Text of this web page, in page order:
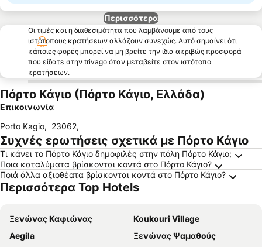
Περισσότερα
Οι τιμές και η διαθεσιμότητα που λαμβάνουμε από τους
ιστότοπους κρατήσεων αλλάζουν συνεχώς. Αυτό σημαίνει ότι
κάποιες φορές μπορεί να μη βρείτε την ίδια ακριβώς προσφορά
που είδατε στην trivago όταν μεταβείτε στον ιστότοπο
κρατήσεων.
Πόρτο Κάγιο (Πόρτο Κάγιο, Ελλάδα)
Επικοινωνία
Porto Kagio, 23062,
Συχνές ερωτήσεις σχετικά με Πόρτο Κάγιο
Τι κάνει το Πόρτο Κάγιο δημοφιλές στην πόλη Πόρτο Κάγιο;
Ποια καταλύματα βρίσκονται κοντά στο Πόρτο Κάγιο?
Ποιά άλλα αξιοθέατα βρίσκονται κοντά στο Πόρτο Κάγιο?
Περισσότερα Top Hotels
Ξενώνας Καφιώνας
Koukouri Village
Aegila
Ξενώνας Ψαμαθούς